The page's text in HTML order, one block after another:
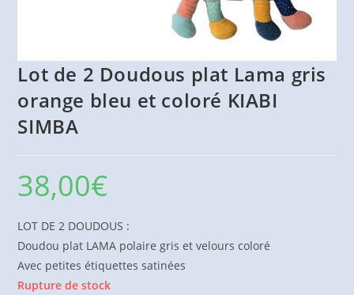
Lot de 2 Doudous plat Lama gris
orange bleu et coloré KIABI
SIMBA
38,00€
LOT DE 2 DOUDOUS :
Doudou plat LAMA polaire gris et velours coloré
Avec petites étiquettes satinées
Rupture de stock